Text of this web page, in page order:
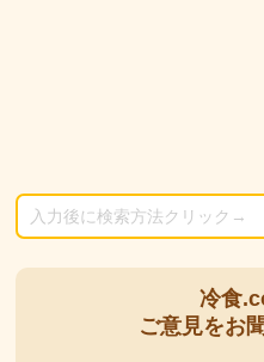
冷食
ご意見をお